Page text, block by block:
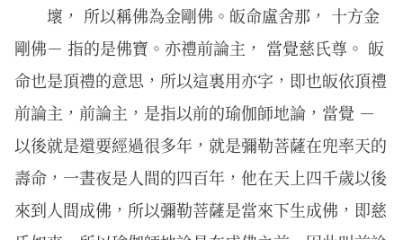
壞， 所以稱佛為金剛佛。皈命盧舍那， 十方金
剛佛－ 指的是佛寶。亦禮前論主， 當覺慈氏尊。 皈
命也是頂禮的意思，所以這裏用亦字，即也皈依頂禮
前論主，前論主，是指以前的瑜伽師地論，當覺 －
以後就是還要經過很多年，就是彌勒菩薩在兜率天的
壽命，一晝夜是人間的四百年，他在天上四千歲以後
來到人間成佛，所以彌勒菩薩是當來下生成佛，即慈